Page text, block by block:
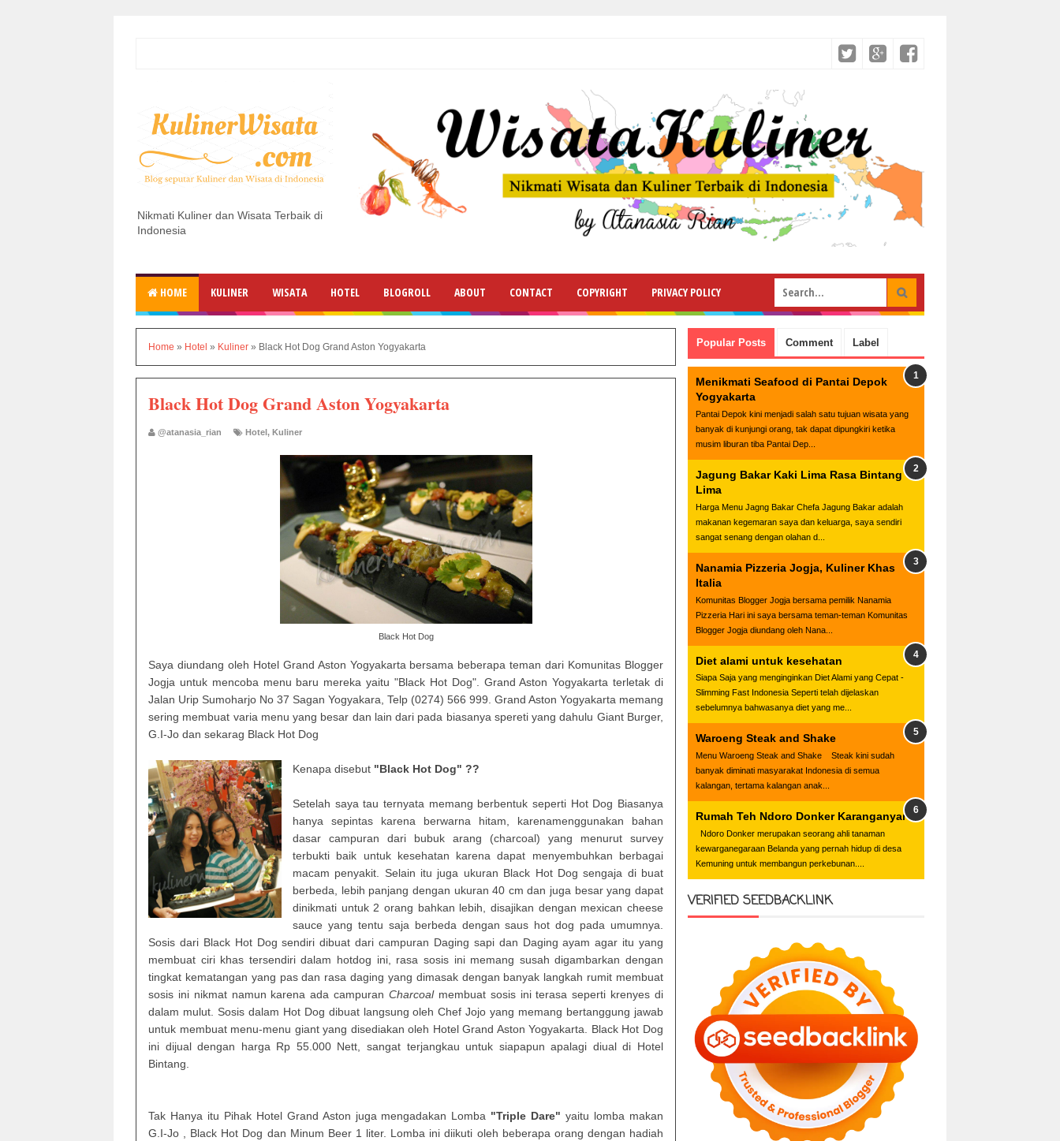
Nikmati Kuliner dan Wisata Terbaik di
Indonesia
HOME KULINER WISATA HOTEL BLOGROLL ABOUT CONTACT COPYRIGHT PRIVACY POLICY
Home » Hotel » Kuliner » Black Hot Dog Grand Aston Yogyakarta
Black Hot Dog Grand Aston Yogyakarta
@atanasia_rian Hotel , Kuliner
Black Hot Dog
Saya diundang oleh Hotel Grand Aston Yogyakarta bersama beberapa teman dari Komunitas Blogger
Jogja untuk mencoba menu baru mereka yaitu "Black Hot Dog". Grand Aston Yogyakarta terletak di
Jalan Urip Sumoharjo No 37 Sagan Yogyakara, Telp (0274) 566 999. Grand Aston Yogyakarta memang
sering membuat varia menu yang besar dan lain dari pada biasanya spereti yang dahulu Giant Burger,
G.I-Jo dan sekarag Black Hot Dog
Kenapa disebut "Black Hot Dog" ??
Setelah saya tau ternyata memang berbentuk seperti Hot Dog Biasanya
hanya sepintas karena berwarna hitam, karenamenggunakan bahan
dasar campuran dari bubuk arang (charcoal) yang menurut survey
terbukti baik untuk kesehatan karena dapat menyembuhkan berbagai
macam penyakit. Selain itu juga ukuran Black Hot Dog sengaja di buat
berbeda, lebih panjang dengan ukuran 40 cm dan juga besar yang dapat
dinikmati untuk 2 orang bahkan lebih, disajikan dengan mexican cheese
sauce yang tentu saja berbeda dengan saus hot dog pada umumnya.
Sosis dari Black Hot Dog sendiri dibuat dari campuran Daging sapi dan Daging ayam agar itu yang
membuat ciri khas tersendiri dalam hotdog ini, rasa sosis ini memang susah digambarkan dengan
tingkat kematangan yang pas dan rasa daging yang dimasak dengan banyak langkah rumit membuat
sosis ini nikmat namun karena ada campuran Charcoal membuat sosis ini terasa seperti krenyes di
dalam mulut. Sosis dalam Hot Dog dibuat langsung oleh Chef Jojo yang memang bertanggung jawab
untuk membuat menu-menu giant yang disediakan oleh Hotel Grand Aston Yogyakarta. Black Hot Dog
ini dijual dengan harga Rp 55.000 Nett, sangat terjangkau untuk siapapun apalagi diual di Hotel
Bintang.
Tak Hanya itu Pihak Hotel Grand Aston juga mengadakan Lomba "Triple Dare" yaitu lomba makan
G.I-Jo , Black Hot Dog dan Minum Beer 1 liter. Lomba ini diikuti oleh beberapa orang dengan hadiah
Popular Posts Comment Label
Menikmati Seafood di Pantai Depok
Yogyakarta
Pantai Depok kini menjadi salah satu tujuan wisata yang
banyak di kunjungi orang, tak dapat dipungkiri ketika
musim liburan tiba Pantai Dep...
Jagung Bakar Kaki Lima Rasa Bintang
Lima
Harga Menu Jagng Bakar Chefa Jagung Bakar adalah
makanan kegemaran saya dan keluarga, saya sendiri
sangat senang dengan olahan d...
Nanamia Pizzeria Jogja, Kuliner Khas
Italia
Komunitas Blogger Jogja bersama pemilik Nanamia
Pizzeria Hari ini saya bersama teman-teman Komunitas
Blogger Jogja diundang oleh Nana...
Diet alami untuk kesehatan
Siapa Saja yang menginginkan Diet Alami yang Cepat -
Slimming Fast Indonesia Seperti telah dijelaskan
sebelumnya bahwasanya diet yang me...
Waroeng Steak and Shake
Menu Waroeng Steak and Shake Steak kini sudah
banyak diminati masyarakat Indonesia di semua
kalangan, tertama kalangan anak...
Rumah Teh Ndoro Donker Karanganyar
Ndoro Donker merupakan seorang ahli tanaman
kewarganegaraan Belanda yang pernah hidup di desa
Kemuning untuk membangun perkebunan....
VERIFIED SEEDBACKLINK